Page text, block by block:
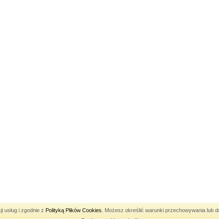
usług i zgodnie z Polityką Plików Cookies . Możesz określić warunki przechowywania lub
Pozycjonowanie Katowice